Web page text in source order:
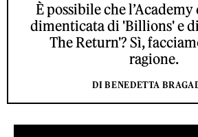
È possibile che
dimenticata di 'Billions' e
The Return'? Sì,
ragione.
DI BENEDETTA